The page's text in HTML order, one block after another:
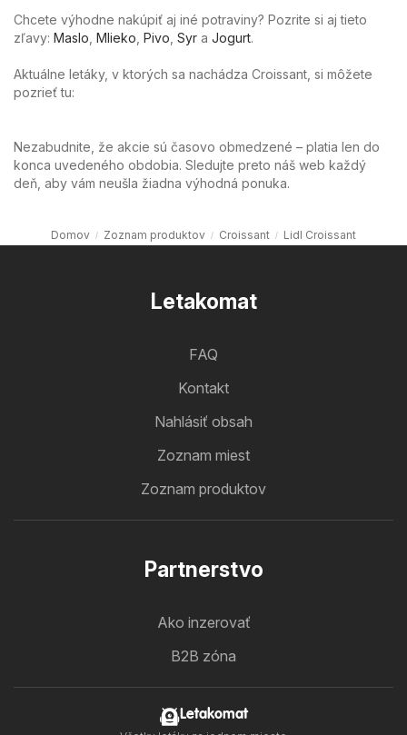
Chcete výhodne nakúpiť aj iné potraviny? Pozrite si aj tieto
zľavy: Maslo Mlieko Pivo Syr a Jogurt.
Aktuálne letáky, v ktorých sa nachádza Croissant, si môžete
pozrieť tu:
Nezabudnite, že akcie sú časovo obmedzené – platia len do
konca uvedeného obdobia. Sledujte preto náš web každý
deň, aby vám neušla žiadna výhodná ponuka.
Domov Zoznam produktov Croissant Lidl Croissant
Letakomat
FAQ
Kontakt
Nahlásiť obsah
Zoznam miest
Zoznam produktov
Partnerstvo
Ako inzerovať
B2B zóna
Letakomat